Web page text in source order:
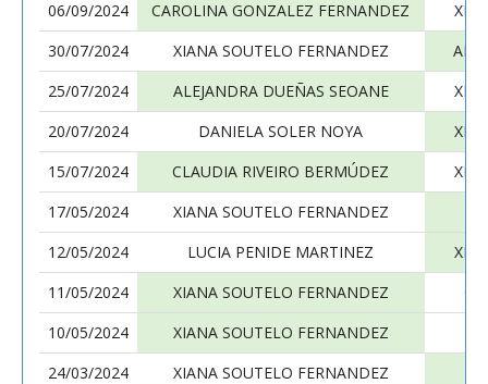
06/09/2024 CAROLINA GONZALEZ FERNANDEZ
30/07/2024
XIANA SOUTELO FERNANDEZ
25/07/2024
ALEJANDRA DUEÑAS SEOANE
20/07/2024
DANIELA SOLER NOYA
15/07/2024
CLAUDIA RIVEIRO BERMÚDEZ
17/05/2024
XIANA SOUTELO FERNANDEZ
12/05/2024
LUCIA PENIDE MARTINEZ
11/05/2024
XIANA SOUTELO FERNANDEZ
10/05/2024
XIANA SOUTELO FERNANDEZ
24/03/2024
XIANA SOUTELO FERNANDEZ